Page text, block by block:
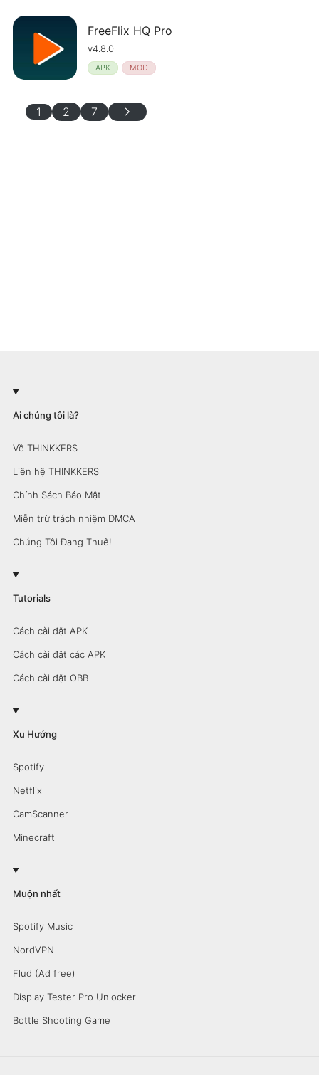
FreeFlix HQ Pro
v4.8.0
APK MOD
1 2 7 chevron_right
Ai chúng tôi là?
Về THINKKERS
Liên hệ THINKKERS
Chính Sách Bảo Mật
Miễn trừ trách nhiệm DMCA
Chúng Tôi Đang Thuê!
Tutorials
Cách cài đặt APK
Cách cài đặt các APK
Cách cài đặt OBB
Xu Hướng
Spotify
Netflix
CamScanner
Minecraft
Muộn nhất
Spotify Music
NordVPN
Flud (Ad free)
Display Tester Pro Unlocker
Bottle Shooting Game